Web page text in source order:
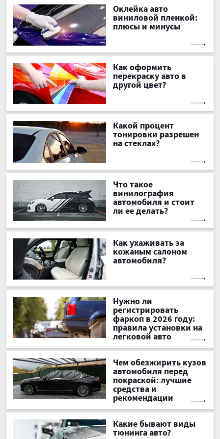
Оклейка авто
виниловой пленкой:
плюсы и минусы
Как оформить
перекраску авто в
другой цвет?
Какой процент
тонировки разрешен
на стеклах?
Что такое
винилография
автомобиля и стоит
ли ее делать?
Как ухаживать за
кожаным салоном
автомобиля?
Нужно ли
регистрировать
фаркоп в 2026 году:
правила установки на
легковой авто
Чем обезжирить кузов
автомобиля перед
покраской: лучшие
средства и
рекомендации
Какие бывают виды
тюнинга авто?